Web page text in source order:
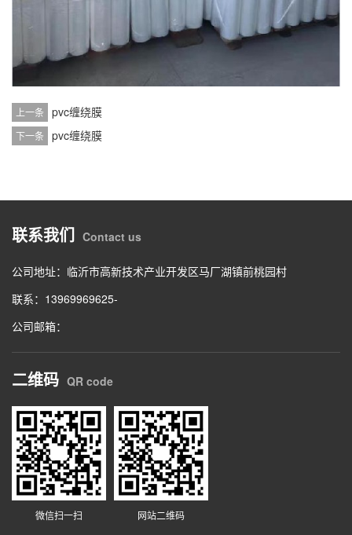
上一条 pvc缠绕膜
下一条 pvc缠绕膜
联系我们 Contact us
公司地址：临沂市高新技术产业开发区马厂湖镇前桃园村
联系：13969969625-
公司邮箱：
二维码 QR code
微信扫一扫 网站二维码